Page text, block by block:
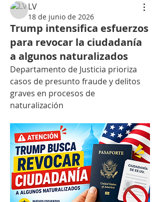
LV
18 de junio de 2026
Trump intensifica esfuerzos
para revocar la ciudadanía
a algunos naturalizados
Departamento de Justicia prioriza
casos de presunto fraude y delitos
graves en procesos de
naturalización